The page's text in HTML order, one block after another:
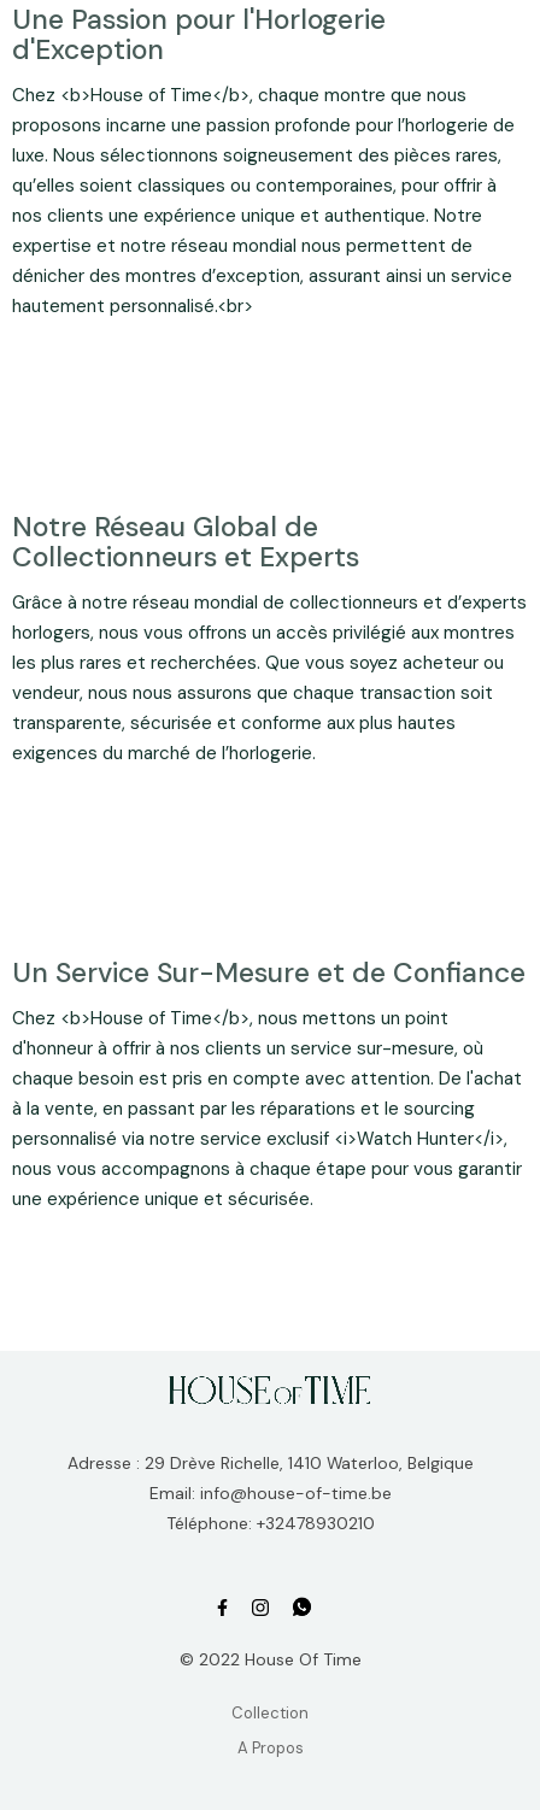
Une Passion pour l'Horlogerie
d'Exception
Chez <b>House of Time</b>, chaque montre que nous
proposons incarne une passion profonde pour l’horlogerie de
luxe. Nous sélectionnons soigneusement des pièces rares,
qu’elles soient classiques ou contemporaines, pour offrir à
nos clients une expérience unique et authentique. Notre
expertise et notre réseau mondial nous permettent de
dénicher des montres d’exception, assurant ainsi un service
hautement personnalisé.<br>
Notre Réseau Global de
Collectionneurs et Experts
Grâce à notre réseau mondial de collectionneurs et d’experts
horlogers, nous vous offrons un accès privilégié aux montres
les plus rares et recherchées. Que vous soyez acheteur ou
vendeur, nous nous assurons que chaque transaction soit
transparente, sécurisée et conforme aux plus hautes
exigences du marché de l’horlogerie.
Un Service Sur-Mesure et de Confiance
Chez <b>House of Time</b>, nous mettons un point
d'honneur à offrir à nos clients un service sur-mesure, où
chaque besoin est pris en compte avec attention. De l'achat
à la vente, en passant par les réparations et le sourcing
personnalisé via notre service exclusif <i>Watch Hunter</i>,
nous vous accompagnons à chaque étape pour vous garantir
une expérience unique et sécurisée.
Adresse : 29 Drève Richelle, 1410 Waterloo, Belgique
Email: info@house-of-time.be
Téléphone: +32478930210
© 2022 House Of Time
Collection
A Propos